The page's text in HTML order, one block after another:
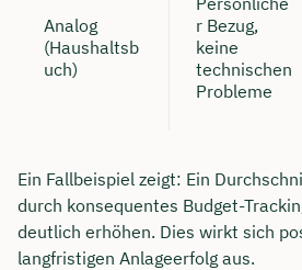
Analog
(Haushaltsb
uch)
r Bezug,
keine
technischen
Probleme
Ein Fallbeispiel zeigt: Ein
durch konsequentes Budget-
deutlich erhöhen. Dies wirkt sich
langfristigen Anlageerfolg aus.